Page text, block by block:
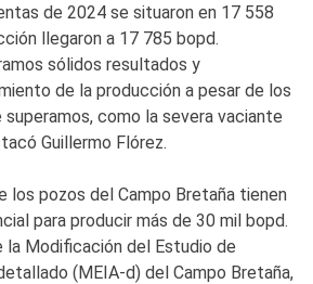
de 2024 se situaron en 17 558
llegaron a 17 785 bopd.
sólidos resultados y
de la producción a pesar de los
como la severa vaciante
Guillermo Flórez.
los pozos del Campo Bretaña tienen
para producir más de 30 mil bopd.
la Modificación del Estudio de
(MEIA-d) del Campo Bretaña,